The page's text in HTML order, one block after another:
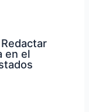
en el